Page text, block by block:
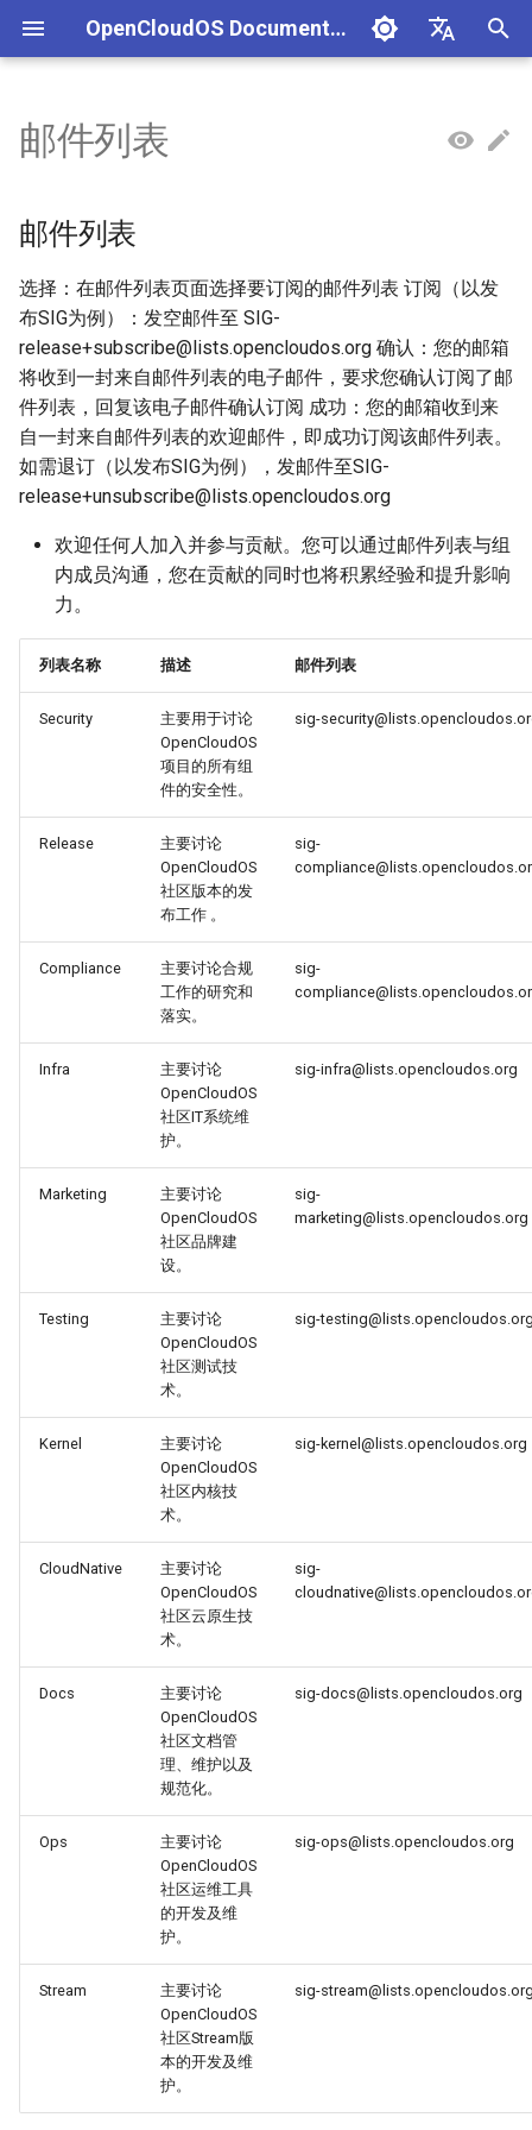
OpenCloudOS Documentation
English
i
i
a
i
z
i
n
e
SIG总览
邮件列表
OpenCloudOS 版本介绍
OpenCloudOS v8.8发行说明
OpenCloudOS v8.6发行说明
OpenCloudOS v9.0发行说明
OpenCloudOS v9.2发行说明
OpenCloudOS v9.4发行说明
OpenCloudOS v9.6发行说明
OpenCloudOS Stream 发行
说明
行说明
OpenCloudOS 8 用户文档
系统管理
内核更新
系统状态监控
安全加固
存储管理
网络管理
OpenCloudOS 9/Stream 用
户文档
系统管理指南
网络管理指南
存储和文件系统管理指南
开发与调测指南
容器和虚拟化指南
导入镜像到云
Adaptation Process
软件兼容性测试指标
硬件兼容性测试指标
Adaptation Lists
OpenSouce Software
Adaptation
Adaptation FAQ
CentOS停服背景与应对方案
CentOS8迁移到
OpenCloudOS8
CentOS7迁移到
OpenCloudOS8
CentOS7迁移到
OpenCloudOS7
OpenCloudOS8升级
OpenCloudOS9
迁移与升级常见问题FAQ
安全事件处置说明
镜像签名验证指南
漏洞数据API文档
一、项目管理
二、用例管理
导入用例
用例集
三、执行环境
四、任务管理
贡献须知
如何参与文档贡献
如何参与代码贡献 Kernel Development Guide
系统开发文档
Contribution License
Agreement
邮件列表
邮件列表
选择：在邮件列表页面选择要订阅的邮件列表 订阅（以发
布SIG为例）：发空邮件至 SIG-
release+subscribe@lists.opencloudos.org 确认：您的邮箱
将收到一封来自邮件列表的电子邮件，要求您确认订阅了邮
件列表，回复该电子邮件确认订阅 成功：您的邮箱收到来
自一封来自邮件列表的欢迎邮件，即成功订阅该邮件列表。
如需退订（以发布SIG为例），发邮件至SIG-
release+unsubscribe@lists.opencloudos.org
欢迎任何人加入并参与贡献。您可以通过邮件列表与组
内成员沟通，您在贡献的同时也将积累经验和提升影响
力。
列表名称 描述 邮件列表
Security
主要用于讨论
OpenCloudOS
项目的所有组
件的安全性。
sig-
Release
主要讨论
OpenCloudOS
社区版本的发
布工作 。
sig-
Compliance
主要讨论合规
工作的研究和
落实。
sig-
Infra
主要讨论
OpenCloudOS
社区IT系统维
护。
sig-infra@lists.opencloudos.org
Marketing
主要讨论
OpenCloudOS
社区品牌建
设。
sig-
marketing@lists.opencloudos.org
Testing
主要讨论
OpenCloudOS
社区测试技
术。
sig-
Kernel
主要讨论
OpenCloudOS
社区内核技
术。
sig-kernel@lists.opencloudos.org
CloudNative
主要讨论
OpenCloudOS
社区云原生技
术。
sig-
Docs
主要讨论
OpenCloudOS
社区文档管
理、维护以及
规范化。
sig-docs@lists.opencloudos.org
Ops
主要讨论
OpenCloudOS
社区运维工具
的开发及维
护。
sig-ops@lists.opencloudos.org
Stream
主要讨论
OpenCloudOS
社区Stream版
本的开发及维
护。
sig-